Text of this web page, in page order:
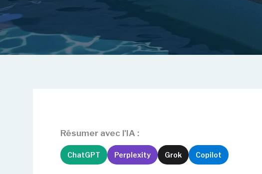
Résumer avec l'IA :
ChatGPT Perplexity Grok Copilot